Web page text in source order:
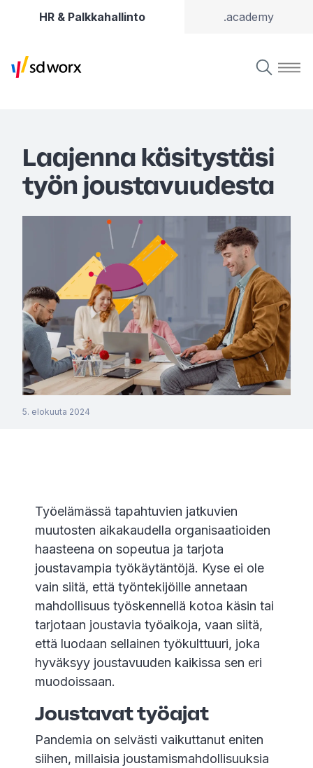
HR & Palkkahallinto .academy
Laajenna käsitystäsi
työn joustavuudesta
5. elokuuta 2024
Työelämässä tapahtuvien jatkuvien
muutosten aikakaudella organisaatioiden
haasteena on sopeutua ja tarjota
joustavampia työkäytäntöjä. Kyse ei ole
vain siitä, että työntekijöille annetaan
mahdollisuus työskennellä kotoa käsin tai
tarjotaan joustavia työaikoja, vaan siitä,
että luodaan sellainen työkulttuuri, joka
hyväksyy joustavuuden kaikissa sen eri
muodoissaan.
Joustavat työajat
Pandemia on selvästi vaikuttanut eniten
siihen, millaisia joustamismahdollisuuksia